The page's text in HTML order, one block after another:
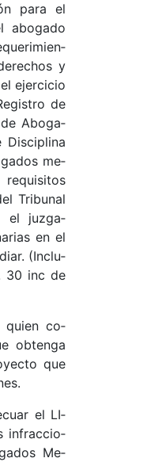
pa­ra el
abo­ga­do
y
ejer­ci­cio
de
de Abo­ga­
Dis­ci­pli­na
me­
Tri­bu­nal
el juz­ga­
en el
(In­clu­
30 inc de
quien co­
ob­ten­ga
que
el LI­
in­frac­cio­
Me­